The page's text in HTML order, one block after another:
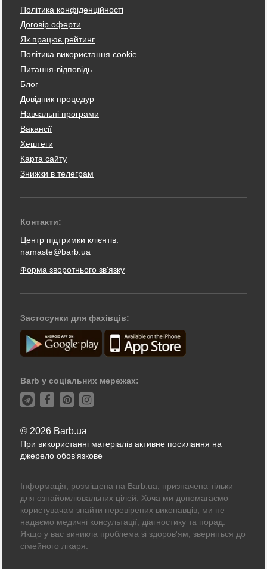
Політика конфіденційності
Договір оферти
Як працює рейтинг
Політика використання cookie
Питання-відповідь
Блог
Довідник процедур
Навчальні програми
Вакансії
Хештеги
Карта сайту
Знижки в телеграм
Контакти:
Центр підтримки клієнтів:
namaste@barb.ua
Форма зворотнього зв'язку
Застосунки для фахівців:
Barb у соціальних мережах:
© 2026 Barb.ua
При використанні матеріалів активне посилання на
джерело обов'язкове
Інформація, розміщена на Barb.ua, призначена тільки
для ознайомлювальних цілей. Хоча ми допомагаємо
користувачам знайти перевірених виконавців, ми не
надаємо медичні консультації, діагностику та порад.
Якщо у вас виникла проблема зі здоров'ям, зверніться до
сімейного лікаря.